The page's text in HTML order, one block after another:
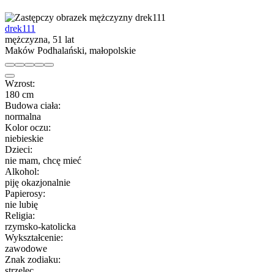
drek111
mężczyzna, 51 lat
Maków Podhalański, małopolskie
Wzrost:
180 cm
Budowa ciała:
normalna
Kolor oczu:
niebieskie
Dzieci:
nie mam, chcę mieć
Alkohol:
piję okazjonalnie
Papierosy:
nie lubię
Religia:
rzymsko-katolicka
Wykształcenie:
zawodowe
Znak zodiaku: